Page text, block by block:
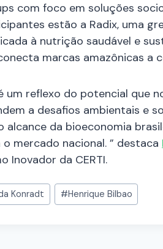
com foco em soluções
estão a Radix, uma
à nutrição saudável e
marcas amazônicas a
um reflexo do potencial que
a desafios ambientais e
alcance da bioeconomia
mercado nacional. ” destaca
Inovador da CERTI.
Konradt #Henrique Bilbao